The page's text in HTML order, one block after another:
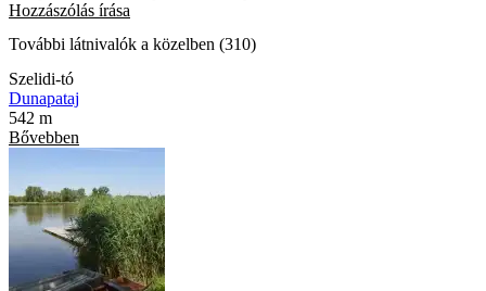
Hozzászólás írása
További látnivalók a közelben (310)
Szelidi-tó
Dunapataj
542 m
Bővebben